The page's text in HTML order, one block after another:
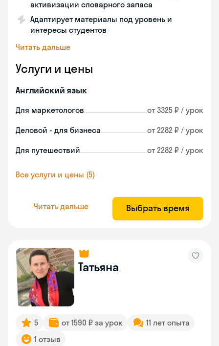
активизации словарного запаса
Адаптирует материалы под уровень и
интересы студентов
Читать дальше
Услуги и цены
Английский язык
Для маркетологов от 3325 ₽ / урок
Деловой - для бизнеса от 2282 ₽ / урок
Для путешествий от 2282 ₽ / урок
Все услуги и цены (5)
Читать дальше Выбрать время
Татьяна
5 от 1590 ₽ за урок
11 лет опыта
1 отзыв